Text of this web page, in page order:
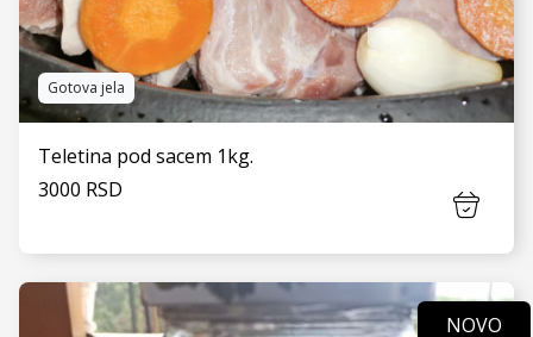
Gotova jela
Teletina pod sacem 1kg.
3000 RSD
NOVO